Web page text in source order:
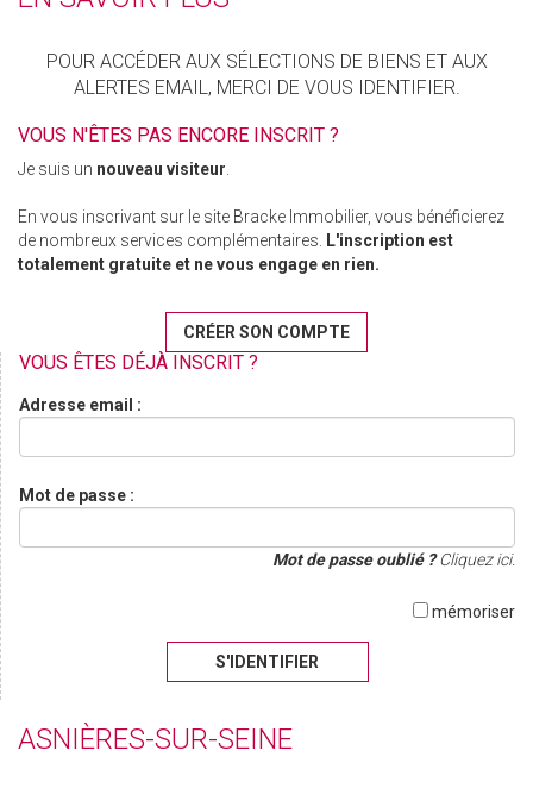
POUR ACCÉDER AUX SÉLECTIONS DE BIENS ET AUX
ALERTES EMAIL, MERCI DE VOUS IDENTIFIER.
VOUS N'ÊTES PAS ENCORE INSCRIT ?
Je suis un nouveau visiteur.
En vous inscrivant sur le site Bracke Immobilier, vous bénéficierez
de nombreux services complémentaires. L'inscription est
totalement gratuite et ne vous engage en rien.
CRÉER SON COMPTE
VOUS ÊTES DÉJÀ INSCRIT ?
Adresse email :
Mot de passe :
Mot de passe oublié ?Cliquez ici.
mémoriser
S'IDENTIFIER
ASNIÈRES-SUR-SEINE